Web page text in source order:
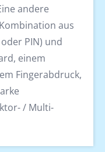
andere
aus
PIN) und
einem
Fingerabdruck,
/ Multi-